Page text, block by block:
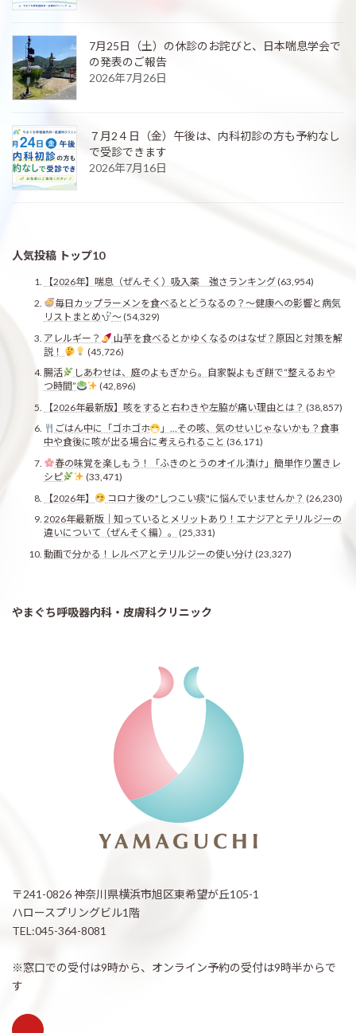
7月25日（土）の休診のお詫びと、日本喘息学会で
の発表のご報告
2026年7月26日
７月2４日（金）午後は、内科初診の方も予約なし
で受診できます
2026年7月16日
人気投稿 トップ10
【2026年】喘息（ぜんそく）吸入薬 強さランキング(63,954)
毎日カップラーメンを食べるとどうなるの？〜健康への影響と病気
リストまとめ
〜(54,329)
アレルギー？
山芋を食べるとかゆくなるのはなぜ？原因と対策を解
説！
(45,726)
腸活
しあわせは、庭のよもぎから。自家製よもぎ餅で“整えるおや
つ時間”
(42,896)
【2026年最新版】咳をすると右わきや左脇が痛い理由とは？ (38,857)
ごはん中に「ゴホゴホ
」…その咳、気のせいじゃないかも？食事
中や食後に咳が出る場合に考えられること (36,171)
春の味覚を楽しもう！「ふきのとうのオイル漬け」簡単作り置きレ
シピ
(33,471)
【2026年】
コロナ後の"しつこい痰"に悩んでいませんか？ (26,230)
2026年最新版｜知っているとメリットあり！エナジアとテリルジーの
違いについて（ぜんそく編）。
(25,331)
動画で分かる！レルベアとテリルジーの使い分け (23,327)
やまぐち呼吸器内科・皮膚科クリニック
〒241-0826 神奈川県横浜市旭区東希望が丘105-1
ハロースプリングビル1階
TEL:045-364-8081
※窓口での受付は9時から、オンライン予約の受付は9時半からで
す